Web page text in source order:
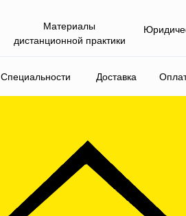
Специальности Доставка
Материалы
дистанционной практики